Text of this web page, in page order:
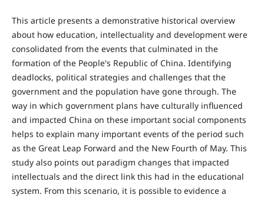
This article presents a demonstrative historical overview
about how education, intellectuality and development were
consolidated from the events that culminated in the
formation of the People's Republic of China. Identifying
deadlocks, political strategies and challenges that the
government and the population have gone through. The
way in which government plans have culturally influenced
and impacted China on these important social components
helps to explain many important events of the period such
as the Great Leap Forward and the New Fourth of May. This
study also points out paradigm changes that impacted
intellectuals and the direct link this had in the educational
system. From this scenario, it is possible to evidence a